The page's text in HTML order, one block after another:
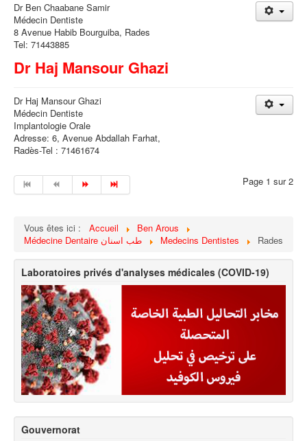
Dr Ben Chaabane Samir
Médecin Dentiste
8 Avenue Habib Bourguiba, Rades
Tel: 71443885
Dr Haj Mansour Ghazi
Dr Haj Mansour Ghazi
Médecin Dentiste
Implantologie Orale
Adresse: 6, Avenue Abdallah Farhat,
Radès-Tel : 71461674
Page 1 sur 2
Vous êtes ici : Accueil
Ben Arous
Médecine Dentaire طب اسنان
Medecins Dentistes Rades
Laboratoires privés d'analyses médicales (COVID-19)
Gouvernorat